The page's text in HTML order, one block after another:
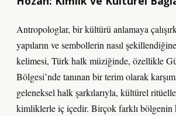
Antropologlar, bir kültürü anlamaya
yapıların ve sembollerin nasıl
kelimesi, Türk halk müziğinde, özellikle
Bölgesi’nde tanınan bir terim olarak
geleneksel halk şarkılarıyla, kültürel
kimliklerle iç içedir. Birçok farklı bölgenin